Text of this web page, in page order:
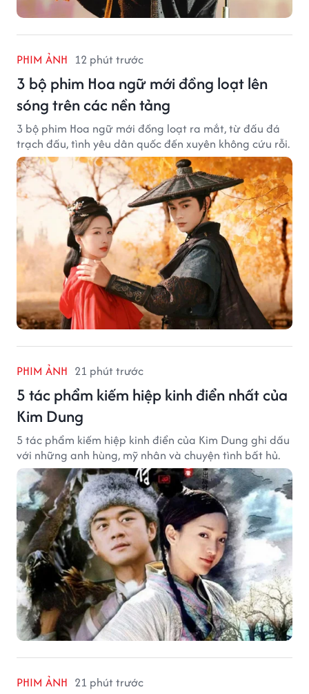
PHIM ẢNH 12 phút trước
3 bộ phim Hoa ngữ mới đồng loạt lên
sóng trên các nền tảng
3 bộ phim Hoa ngữ mới đồng loạt ra mắt, từ đấu đá
trạch đấu, tình yêu dân quốc đến xuyên không cứu rỗi.
PHIM ẢNH 21 phút trước
5 tác phẩm kiếm hiệp kinh điển nhất của
Kim Dung
5 tác phẩm kiếm hiệp kinh điển của Kim Dung ghi dấu
với những anh hùng, mỹ nhân và chuyện tình bất hủ.
PHIM ẢNH 21 phút trước